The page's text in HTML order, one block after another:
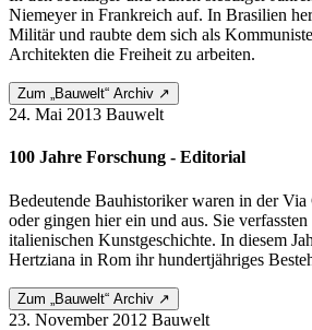
Niemeyer in Frankreich auf. In Brasilien
Militär und raubte dem sich als
Architekten die Freiheit zu arbeiten.
Zum „Bauwelt“ Archiv ↗
24. Mai 2013 Bauwelt
100 Jahre Forschung - Editorial
Bedeutende Bauhistoriker waren in der Via
oder gingen hier ein und aus. Sie
italienischen Kunstgeschichte. In diesem
Hertziana in Rom ihr hundertjähriges
Zum „Bauwelt“ Archiv ↗
23. November 2012 Bauwelt